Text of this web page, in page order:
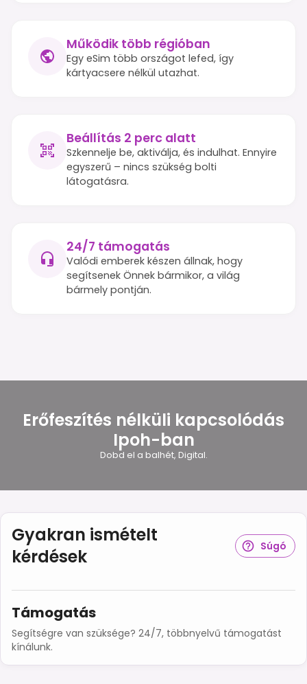
Működik több régióban
Egy eSim több országot lefed, így
kártyacsere nélkül utazhat.
Beállítás 2 perc alatt
Szkennelje be, aktiválja, és indulhat. Ennyire
egyszerű – nincs szükség bolti
látogatásra.
24/7 támogatás
Valódi emberek készen állnak, hogy
segítsenek Önnek bármikor, a világ
bármely pontján.
Erőfeszítés nélküli kapcsolódás
Ipoh-ban
Dobd el a balhét, Digital.
Gyakran ismételt
kérdések
Súgó
Támogatás
Segítségre van szüksége? 24/7, többnyelvű támogatást
kínálunk.